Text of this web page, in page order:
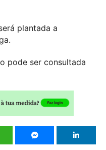
plantada a
pode ser consultada